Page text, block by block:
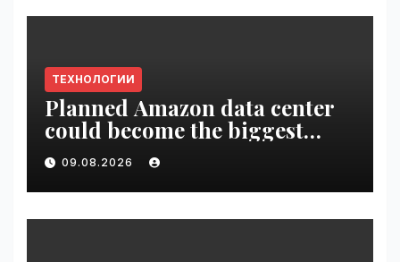
ТЕХНОЛОГИИ
Planned Amazon data center
could become the biggest
climate polluter in the U.S. |
VseTime.ru
09.08.2026